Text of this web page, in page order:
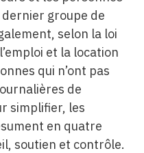
dernier groupe de
selon la loi
et la location
qui n’ont pas
de
simplifier, les
en quatre
soutien et contrôle.